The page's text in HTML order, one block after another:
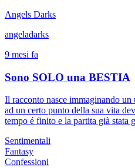
Angels Darks
angeladarks
9 mesi fa
Sono SOLO una BESTIA
Il racconto nasce immaginando
ad un certo punto della sua vita
tempo é finito e la partita già stata
Sentimentali
Fantasy
Confessioni